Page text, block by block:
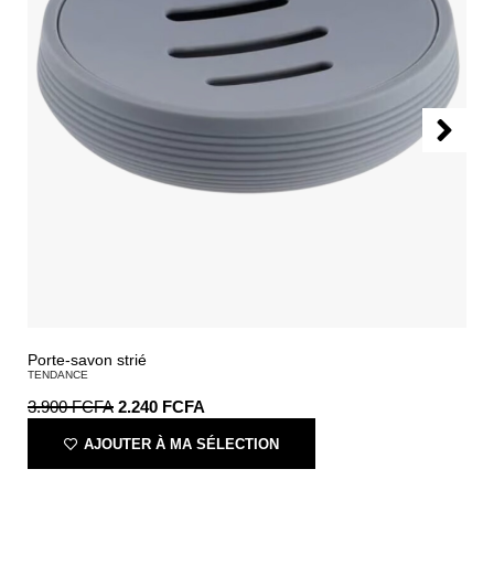
Porte-savon strié
TENDANCE
3.900FCFA 2.240 FCFA
AJOUTER À MA SÉLECTION